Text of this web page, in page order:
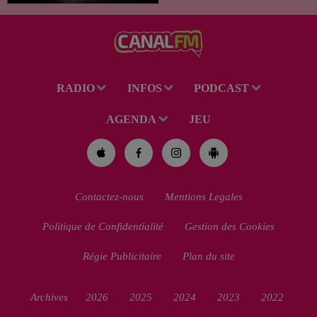
RADIO INFOS PODCAST
AGENDA JEU
Contactez-nous Mentions Legales
Politique de Confidentialité Gestion des Cookies
Régie Publicitaire Plan du site
Archives 2026 2025 2024 2023 2022